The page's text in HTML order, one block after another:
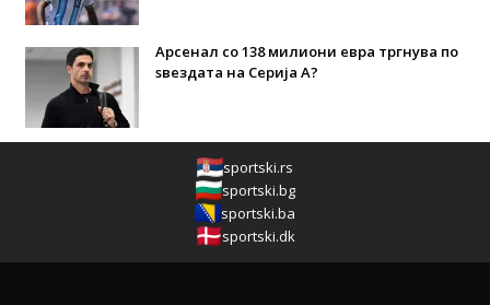
Арсенал со 138 милиони евра тргнува по
ѕвездата на Серија А?
sportski.rs
sportski.bg
sportski.ba
sportski.dk